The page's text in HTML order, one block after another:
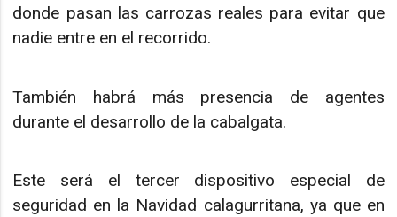
donde pasan las carrozas reales para evitar que
nadie entre en el recorrido.
También habrá más presencia de agentes
durante el desarrollo de la cabalgata.
Este será el tercer dispositivo especial de
seguridad en la Navidad calagurritana, ya que en